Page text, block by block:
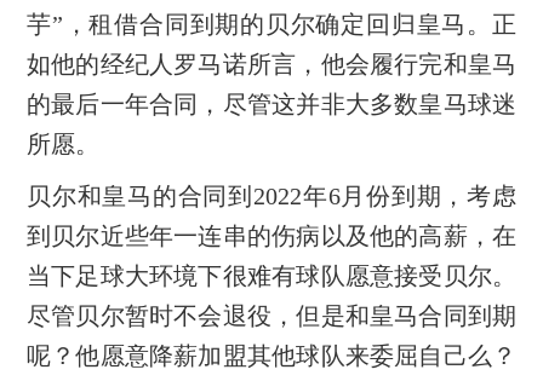
芋”，租借合同到期的贝尔确定回归皇马。正
如他的经纪人罗马诺所言，他会履行完和皇马
的最后一年合同，尽管这并非大多数皇马球迷
所愿。
贝尔和皇马的合同到2022年6月份到期，考虑
到贝尔近些年一连串的伤病以及他的高薪，在
当下足球大环境下很难有球队愿意接受贝尔。
尽管贝尔暂时不会退役，但是和皇马合同到期
呢？他愿意降薪加盟其他球队来委屈自己么？